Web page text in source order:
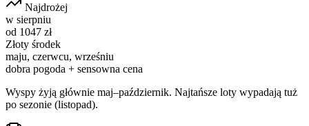
Najdrożej
w sierpniu
od 1047 zł
Złoty środek
maju, czerwcu, wrześniu
dobra pogoda + sensowna cena
Wyspy żyją głównie maj–październik. Najtańsze loty wypadają tuż
po sezonie (listopad).